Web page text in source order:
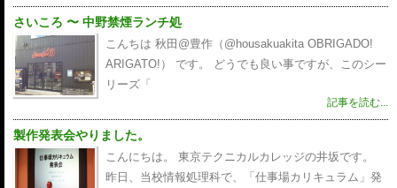
さいころ 〜 中野禁煙ランチ処
こんちは 秋田@豊作（@housakuakita‎ OBRIGADO!
ARIGATO!） です。 どうでも良い事ですが、このシー
リーズ「
記事を読む...
製作発表会やりました。
こんにちは。 東京テクニカルカレッジの井坂です。
昨日、当校情報処理科で、「仕事場カリキュラム」発